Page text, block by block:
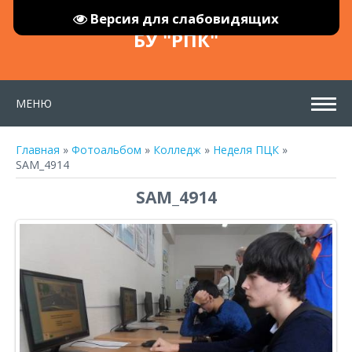
Версия для слабовидящих
БУ "РПК"
МЕНЮ
Главная » Фотоальбом » Колледж » Неделя ПЦК »
SAM_4914
SAM_4914